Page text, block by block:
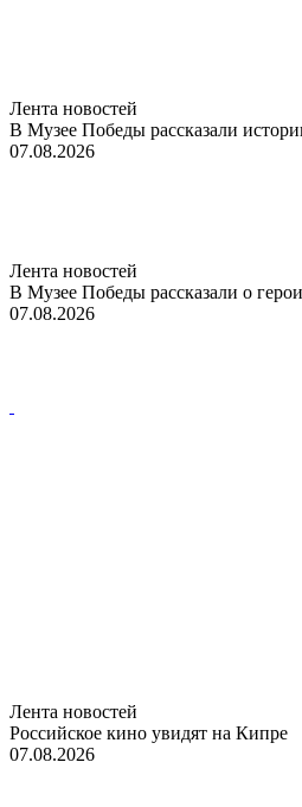
Лента новостей
В Музее Победы рассказали
07.08.2026
Лента новостей
В Музее Победы рассказали о
07.08.2026
Лента новостей
Российское кино увидят на Кипре
07.08.2026